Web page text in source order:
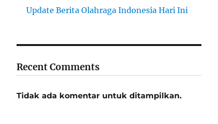
Update Berita Olahraga Indonesia Hari Ini
Recent Comments
Tidak ada komentar untuk ditampilkan.